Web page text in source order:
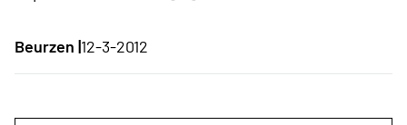
Beurzen |12-3-2012